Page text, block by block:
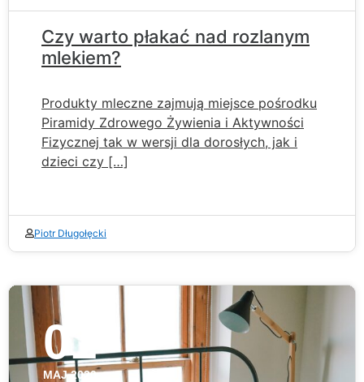
Czy warto płakać nad rozlanym
mlekiem?
Produkty mleczne zajmują miejsce pośrodku
Piramidy Zdrowego Żywienia i Aktywności
Fizycznej tak w wersji dla dorosłych, jak i
dzieci czy […]
Piotr Długołęcki
01
MAJ 2020